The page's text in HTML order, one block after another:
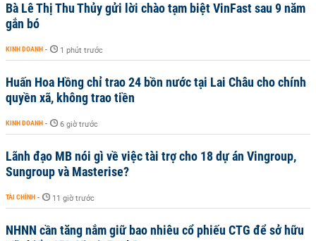
Bà Lê Thị Thu Thủy gửi lời chào tạm biệt VinFast sau 9 năm
gắn bó
KINH DOANH - 1 phút trước
Huấn Hoa Hồng chỉ trao 24 bồn nước tại Lai Châu cho chính
quyền xã, không trao tiền
KINH DOANH - 6 giờ trước
Lãnh đạo MB nói gì về việc tài trợ cho 18 dự án Vingroup,
Sungroup và Masterise?
TÀI CHÍNH - 11 giờ trước
NHNN cần tăng nắm giữ bao nhiêu cổ phiếu CTG để sở hữu